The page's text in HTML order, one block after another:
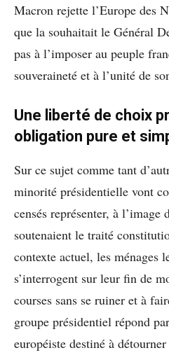
Macron rejette l’Europe des
que la souhaitait le Général
pas à l’imposer au peuple
souveraineté et à l’unité de
Une liberté de choix
obligation pure et
Sur ce sujet comme tant
minorité présidentielle vont
censés représenter, à l’image
soutenaient le traité
contexte actuel, les ménages
s’interrogent sur leur fin de
courses sans se ruiner et à
groupe présidentiel répond
européiste destiné à